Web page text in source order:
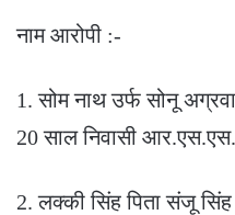
नाम आरोपी :-
1. सोम नाथ उर्फ सोनू
20 साल निवासी
2. लक्की सिंह पिता संजू सिंह